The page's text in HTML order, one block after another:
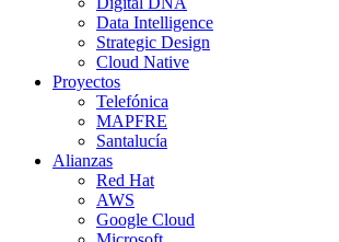
Data Intelligence
Strategic Design
Cloud Native
Proyectos
Telefónica
MAPFRE
Santalucía
Alianzas
Red Hat
AWS
Google Cloud